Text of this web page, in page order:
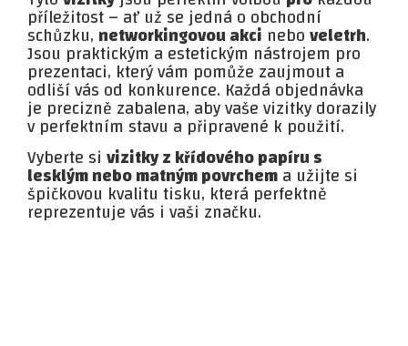
příležitost – ať už se jedná o obchodní
schůzku, networkingovou akci neboveletrh.
Jsou praktickým a estetickým nástrojem pro
prezentaci, který vám pomůže zaujmout a
odliší vás od konkurence. Každá objednávka
je precizně zabalena, aby vaše vizitky dorazily
v perfektním stavu a připravené k použití.
Vyberte si vizitky z křídového papíru s
lesklým nebo matným povrchema užijte si
špičkovou kvalitu tisku, která perfektně
reprezentuje vás i vaši značku.